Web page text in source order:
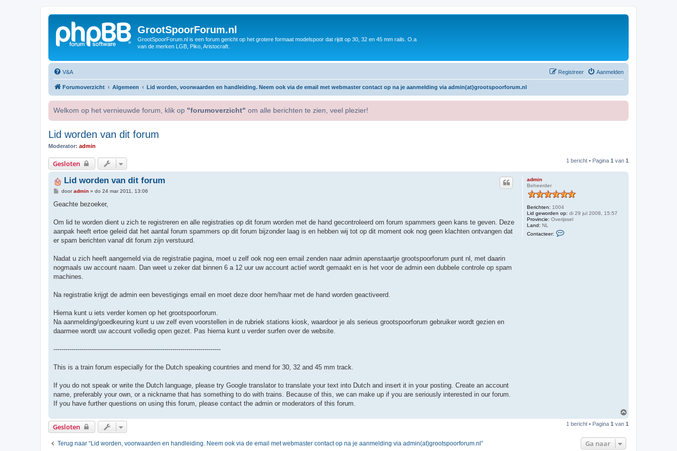
GrootSpoorForum.nl
GrootSpoorForum.nl is een forum gericht op het grotere formaat modelspoor dat rijdt op 30, 32 en 45 mm rails. O.a
van de merken LGB, Piko, Aristocraft.
V&A Aanmelden
Registreer
Forumoverzicht Algemeen Lid worden, voorwaarden en handleiding. Neem ook via de email met webmaster contact op na je aanmelding via admin(at)grootspoorforum.nl
Welkom op het vernieuwde forum, klik op "forumoverzicht" om alle berichten te zien, veel plezier!
Lid worden van dit forum
Moderator: admin
Gesloten 1 bericht • Pagina 1 van 1
admin
Beheerder
Berichten: 1004
Lid geworden op: di 29 jul 2008, 15:57
Provincie: Overijssel
Land: NL
Contacteer:
Lid worden van dit forum
B
r
h
dooradmin» do 24 mar 2011, 13:06
Geachte bezoeker,
Om lid te worden dient u zich te registreren en alle registraties op dit forum worden met de hand gecontroleerd om forum spammers geen kans te geven. Deze
aanpak heeft ertoe geleid dat het aantal forum spammers op dit forum bijzonder laag is en hebben wij tot op dit moment ook nog geen klachten ontvangen dat
er spam berichten vanaf dit forum zijn verstuurd.
Nadat u zich heeft aangemeld via de registratie pagina, moet u zelf ook nog een email zenden naar admin apenstaartje grootspoorforum punt nl, met daarin
nogmaals uw account naam. Dan weet u zeker dat binnen 6 a 12 uur uw account actief wordt gemaakt en is het voor de admin een dubbele controle op spam
machines.
Na registratie krijgt de admin een bevestigings email en moet deze door hem/haar met de hand worden geactiveerd.
Hierna kunt u iets verder komen op het grootspoorforum.
Na aanmelding/goedkeuring kunt u uw zelf even voorstellen in de rubriek stations kiosk, waardoor je als serieus grootspoorforum gebruiker wordt gezien en
daarmee wordt uw account volledig open gezet. Pas hierna kunt u verder surfen over de website.
-----------------------------------------------------------------------------------
This is a train forum especially for the Dutch speaking countries and mend for 30, 32 and 45 mm track.
If you do not speak or write the Dutch language, please try Google translator to translate your text into Dutch and insert it in your posting. Create an account
name, preferably your own, or a nickname that has something to do with trains. Because of this, we can make up if you are seriously interested in our forum.
If you have further questions on using this forum, please contact the admin or moderators of this forum.
h
Gesloten 1 bericht • Pagina 1 van 1
Terug naar “Lid worden, voorwaarden en handleiding. Neem ook via de email met webmaster contact op na je aanmelding via admin(at)grootspoorforum.nl” Ga naar